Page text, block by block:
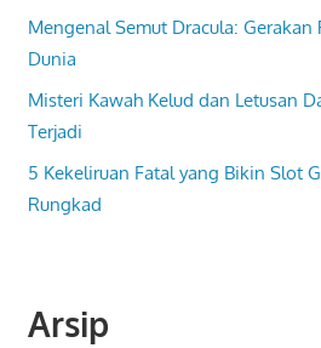
Mengenal Semut Dracula: Gerakan
Dunia
Misteri Kawah Kelud dan Letusan
Terjadi
5 Kekeliruan Fatal yang Bikin Slot
Rungkad
Arsip